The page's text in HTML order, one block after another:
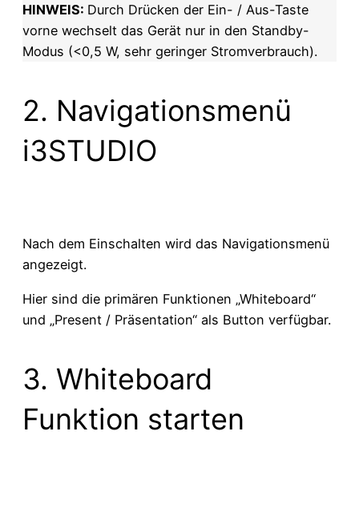
HINWEIS: Durch Drücken der Ein- / Aus-Taste
vorne wechselt das Gerät nur in den Standby-
Modus (<0,5 W, sehr geringer Stromverbrauch).
2. Navigationsmenü
i3STUDIO
Nach dem Einschalten wird das Navigationsmenü
angezeigt.
Hier sind die primären Funktionen „Whiteboard“
und „Present / Präsentation“ als Button verfügbar.
3. Whiteboard
Funktion starten